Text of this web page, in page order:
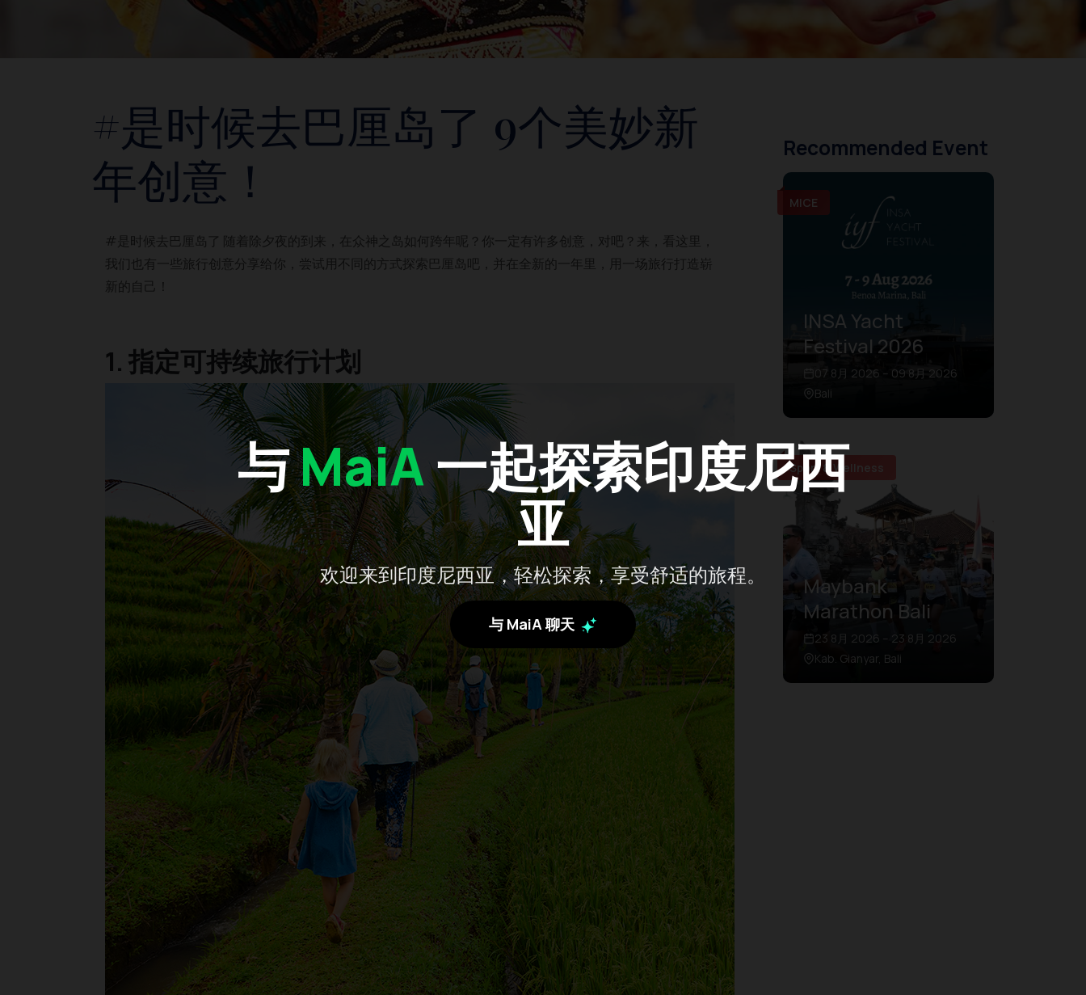
与MaiA一起探索印度尼西
亚
欢迎来到印度尼西亚，轻松探索，享受舒适的旅程。
与 MaiA 聊天
#是时候去巴厘岛了 9个美妙新
年创意！
#是时候去巴厘岛了 随着除夕夜的到来，在众神之岛如何跨年呢？你一定有许多创意，对吧？来，看这里，
我们也有一些旅行创意分享给你，尝试用不同的方式探索巴厘岛吧，并在全新的一年里，用一场旅行打造崭
新的自己！
1. 指定可持续旅行计划
Recommended Event
MICE
INSA Yacht
Festival 2026
07 8月 2026 – 09 8月 2026
Bali
Sport & Wellness
Maybank
Marathon Bali
23 8月 2026 – 23 8月 2026
Kab. Gianyar, Bali